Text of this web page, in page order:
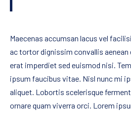
Maecenas accumsan lacus vel
ac tortor dignissim convallis aenean
erat imperdiet sed euismod nisi.
ipsum faucibus vitae. Nisl nunc mi
aliquet. Lobortis scelerisque
ornare quam viverra orci. Lorem